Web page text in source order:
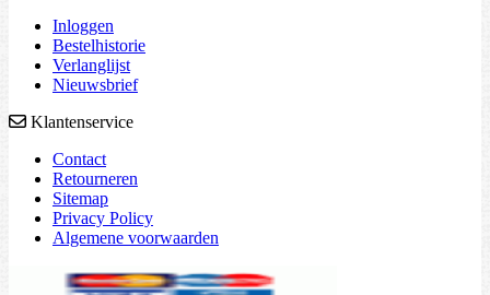
Inloggen
Bestelhistorie
Verlanglijst
Nieuwsbrief
Klantenservice
Contact
Retourneren
Sitemap
Privacy Policy
Algemene voorwaarden